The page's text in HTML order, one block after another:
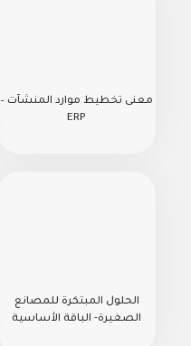
معنى تخطيط موارد المنشآت –
ERP
الحلول المبتكرة للمصانع
الصغيرة- الباقة الأساسية